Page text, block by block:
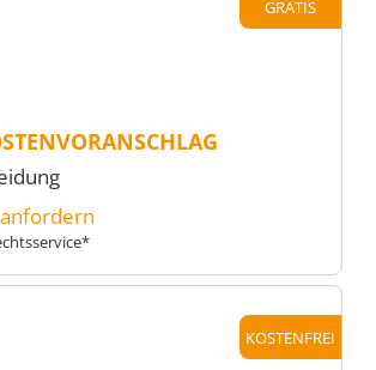
GRATIS
KOSTENFREI